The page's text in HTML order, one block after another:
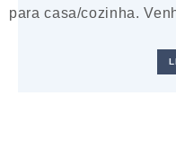
para casa/cozinha.